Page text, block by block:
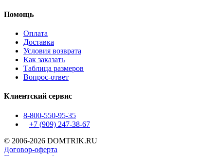
Помощь
Оплата
Доставка
Условия возврата
Как заказать
Таблица размеров
Вопрос-ответ
Клиентский сервис
8-800-550-95-35
+7 (909) 247-38-67
© 2006-2026 DOMTRIK.RU
Договор-оферта